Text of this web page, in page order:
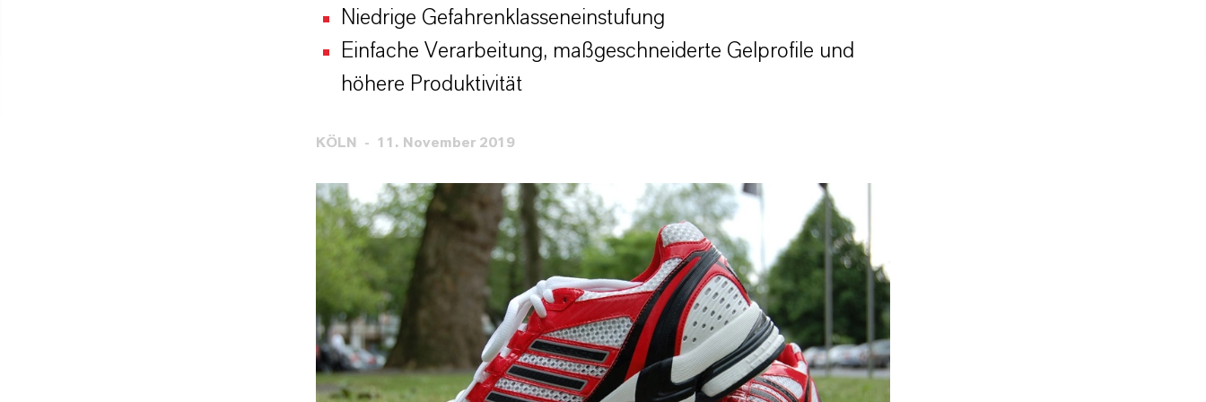
Niedrige Gefahrenklasseneinstufung
Einfache Verarbeitung, maßgeschneiderte Gelprofile und
höhere Produktivität
KÖLN 11. November 2019